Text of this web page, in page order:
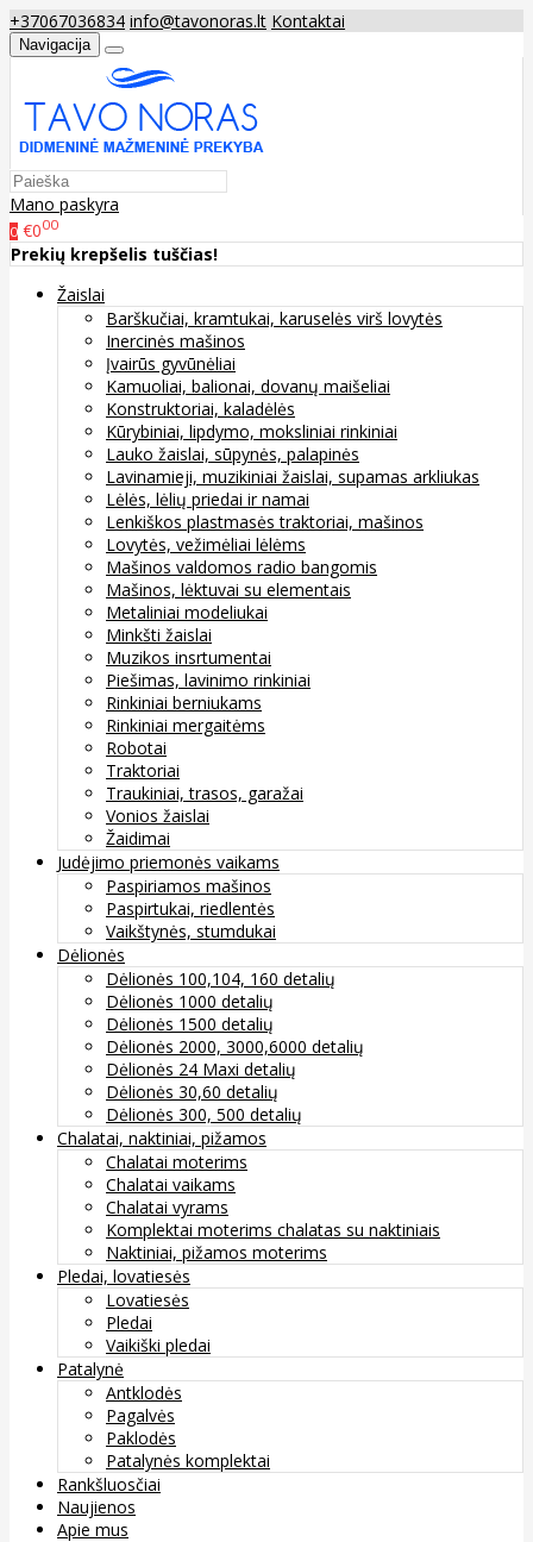
+37067036834 info@tavonoras.lt Kontaktai
Navigacija
Mano paskyra
0 €000
Prekių krepšelis tuščias!
Žaislai
Barškučiai, kramtukai, karuselės virš lovytės
Inercinės mašinos
Įvairūs gyvūnėliai
Kamuoliai, balionai, dovanų maišeliai
Konstruktoriai, kaladėlės
Kūrybiniai, lipdymo, moksliniai rinkiniai
Lauko žaislai, sūpynės, palapinės
Lavinamieji, muzikiniai žaislai, supamas arkliukas
Lėlės, lėlių priedai ir namai
Lenkiškos plastmasės traktoriai, mašinos
Lovytės, vežimėliai lėlėms
Mašinos valdomos radio bangomis
Mašinos, lėktuvai su elementais
Metaliniai modeliukai
Minkšti žaislai
Muzikos insrtumentai
Piešimas, lavinimo rinkiniai
Rinkiniai berniukams
Rinkiniai mergaitėms
Robotai
Traktoriai
Traukiniai, trasos, garažai
Vonios žaislai
Žaidimai
Judėjimo priemonės vaikams
Paspiriamos mašinos
Paspirtukai, riedlentės
Vaikštynės, stumdukai
Dėlionės
Dėlionės 100,104, 160 detalių
Dėlionės 1000 detalių
Dėlionės 1500 detalių
Dėlionės 2000, 3000,6000 detalių
Dėlionės 24 Maxi detalių
Dėlionės 30,60 detalių
Dėlionės 300, 500 detalių
Chalatai, naktiniai, pižamos
Chalatai moterims
Chalatai vaikams
Chalatai vyrams
Komplektai moterims chalatas su naktiniais
Naktiniai, pižamos moterims
Pledai, lovatiesės
Lovatiesės
Pledai
Vaikiški pledai
Patalynė
Antklodės
Pagalvės
Paklodės
Patalynės komplektai
Rankšluosčiai
Naujienos
Apie mus